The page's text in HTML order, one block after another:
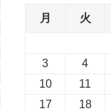
月 火
3
4
10
11
17
18